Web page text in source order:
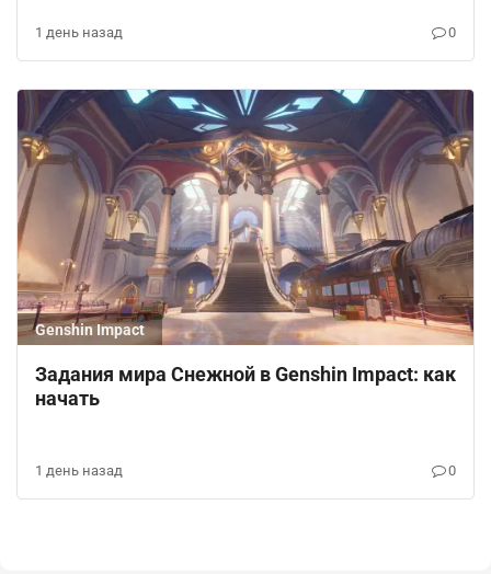
1 день назад 0
Genshin Impact
Задания мира Снежной в Genshin Impact: как
начать
1 день назад 0